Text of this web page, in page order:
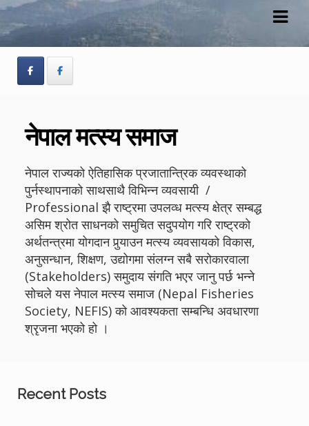
Skip
navigation
Skip
content
नेपाल मत्स्य समाज
नेपाल राज्यको ऐतिहासिक प्रजातान्त्रिक व्यवस्थाको
पुर्नस्थापनाको साथसाथै विभिन्न व्यवसायी /
Professional झै राष्ट्रमा उपलव्ध मत्स्य क्षेत्र सम्बद्ध
असिम श्रोत साधनको समुचित सदुपयोग गरि राष्ट्रको
अर्थतन्त्रमा योगदान पुर्‍याउन मत्स्य व्यवसायको विकास,
अनुसन्धान, शिक्षण, उद्योगमा संलग्न सबै सरोकारवाला
(Stakeholders) समुदाय संगति भएर जानु पर्छ भन्ने
सोचले यस नेपाल मत्स्य समाज (Nepal Fisheries
Society, NEFIS) को आवश्यकता सम्बन्धि अवधारणा
श्रृजना भएको हो ।
Recent Posts